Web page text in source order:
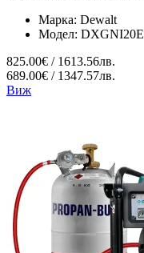
Марка: Dewalt
Модел: DXGNI20E
825.00€ / 1613.56лв.
689.00€ / 1347.57лв.
Виж